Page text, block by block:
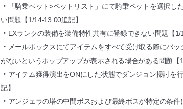
・
「騎乗ペット>ペットリスト」にて騎乗ペットを選択
い問題【1/14-13:00追記】
・ EXランクの装備を装備特性共有に登録できない問題【1/
・ メールボックスにてアイテムをすべて受け取る際にバ
がないというポップアップが表示される場合がある問題【
・ アイテム獲得演出をONにした状態でダンジョン掃討を
記】
・ アンジェラの塔の中間ボスおよび最終ボスが特定の条